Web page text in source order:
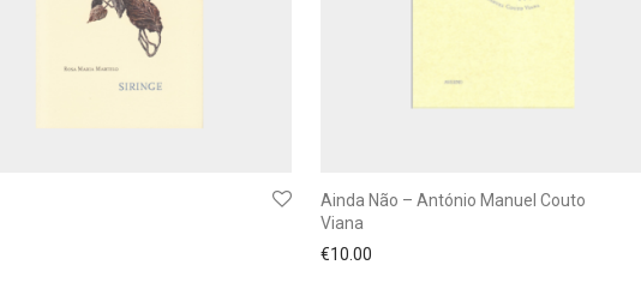
Ainda Não – António Manuel Couto
Viana
€10.00